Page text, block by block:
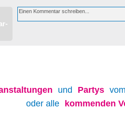
und Partys vom
oder alle
kommenden